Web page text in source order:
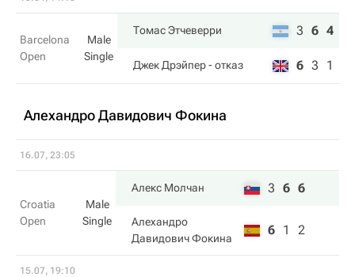
Barcelona
Open
Male
Single
Томас Этчеверри 3 6 4
Джек Дрэйпер- отказ 6 3 1
Алехандро Давидович Фокина
16.07, 23:05
Croatia
Open
Male
Single
Алекс Молчан 3 6 6
Алехандро
Давидович Фокина
6 1 2
15.07, 19:10